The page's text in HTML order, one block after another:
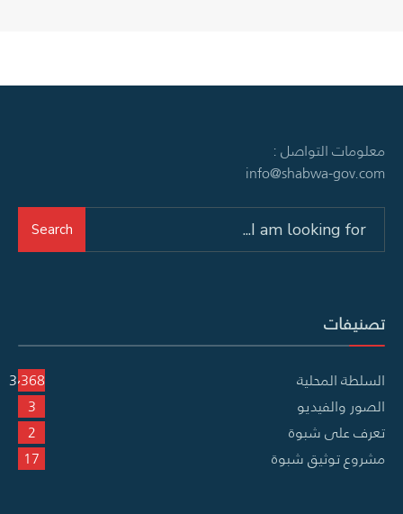
معلومات التواصل :
info@shabwa-gov.com
Search
تصنيفات
السلطة المحلية
3٬368
الصور والفيديو
3
تعرف على شبوة
2
مشروع توثيق شبوة
17